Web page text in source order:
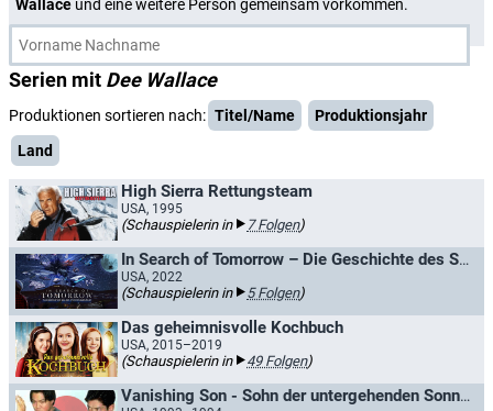
Wallace und eine weitere Person gemeinsam vorkommen.
Serien mit Dee Wallace
Produktionen sortieren nach: Titel/Name
Produktionsjahr
Land
High Sierra Rettungsteam
USA, 1995
(Schauspielerin in 7 Folgen)
In Search of Tomorrow – Die Geschichte des SciFi-Kinos
USA, 2022
(Schauspielerin in 5 Folgen)
Das geheimnisvolle Kochbuch
USA, 2015–2019
(Schauspielerin in 49 Folgen)
Vanishing Son - Sohn der untergehenden Sonne / Der Sohn der untergehenden Sonne